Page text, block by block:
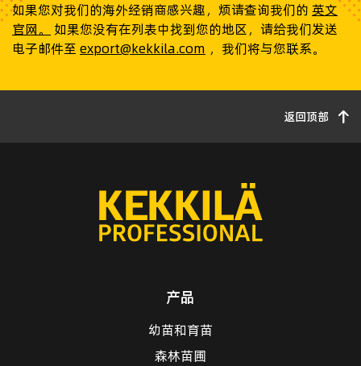
如果您对我们的海外经销商感兴趣，烦请查询我们的 英文
官网。
如果您没有在列表中找到您的地区，请给我们发送
电子邮件至 export@kekkila.com ，我们将与您联系。
返回顶部
产品
幼苗和育苗
森林苗圃